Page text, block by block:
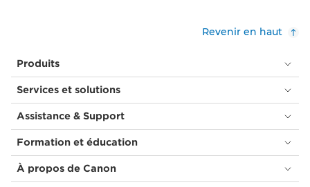
Revenir en haut
Produits
Services et solutions
Assistance & Support
Formation et éducation
À propos de Canon